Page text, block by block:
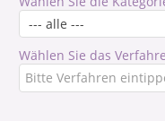
Wählen Sie das